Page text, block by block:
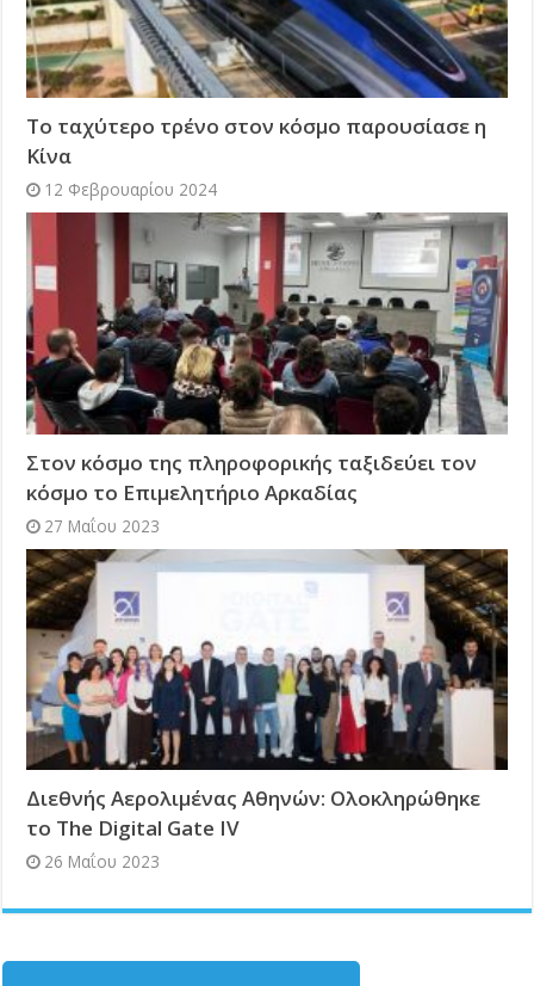
Το ταχύτερο τρένο στον κόσμο παρουσίασε η
Κίνα
12 Φεβρουαρίου 2024
Στον κόσμο της πληροφορικής ταξιδεύει τον
κόσμο το Επιμελητήριο Αρκαδίας
27 Μαΐου 2023
Διεθνής Αερολιμένας Αθηνών: Ολοκληρώθηκε
το The Digital Gate IV
26 Μαΐου 2023